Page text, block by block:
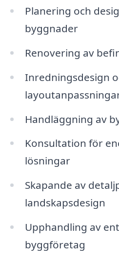
Planering och
byggnader
Renovering av
Inredningsdesign
Handläggning av
Konsultation för
lösningar
Skapande av
landskapsdesign
Upphandling av
byggföretag